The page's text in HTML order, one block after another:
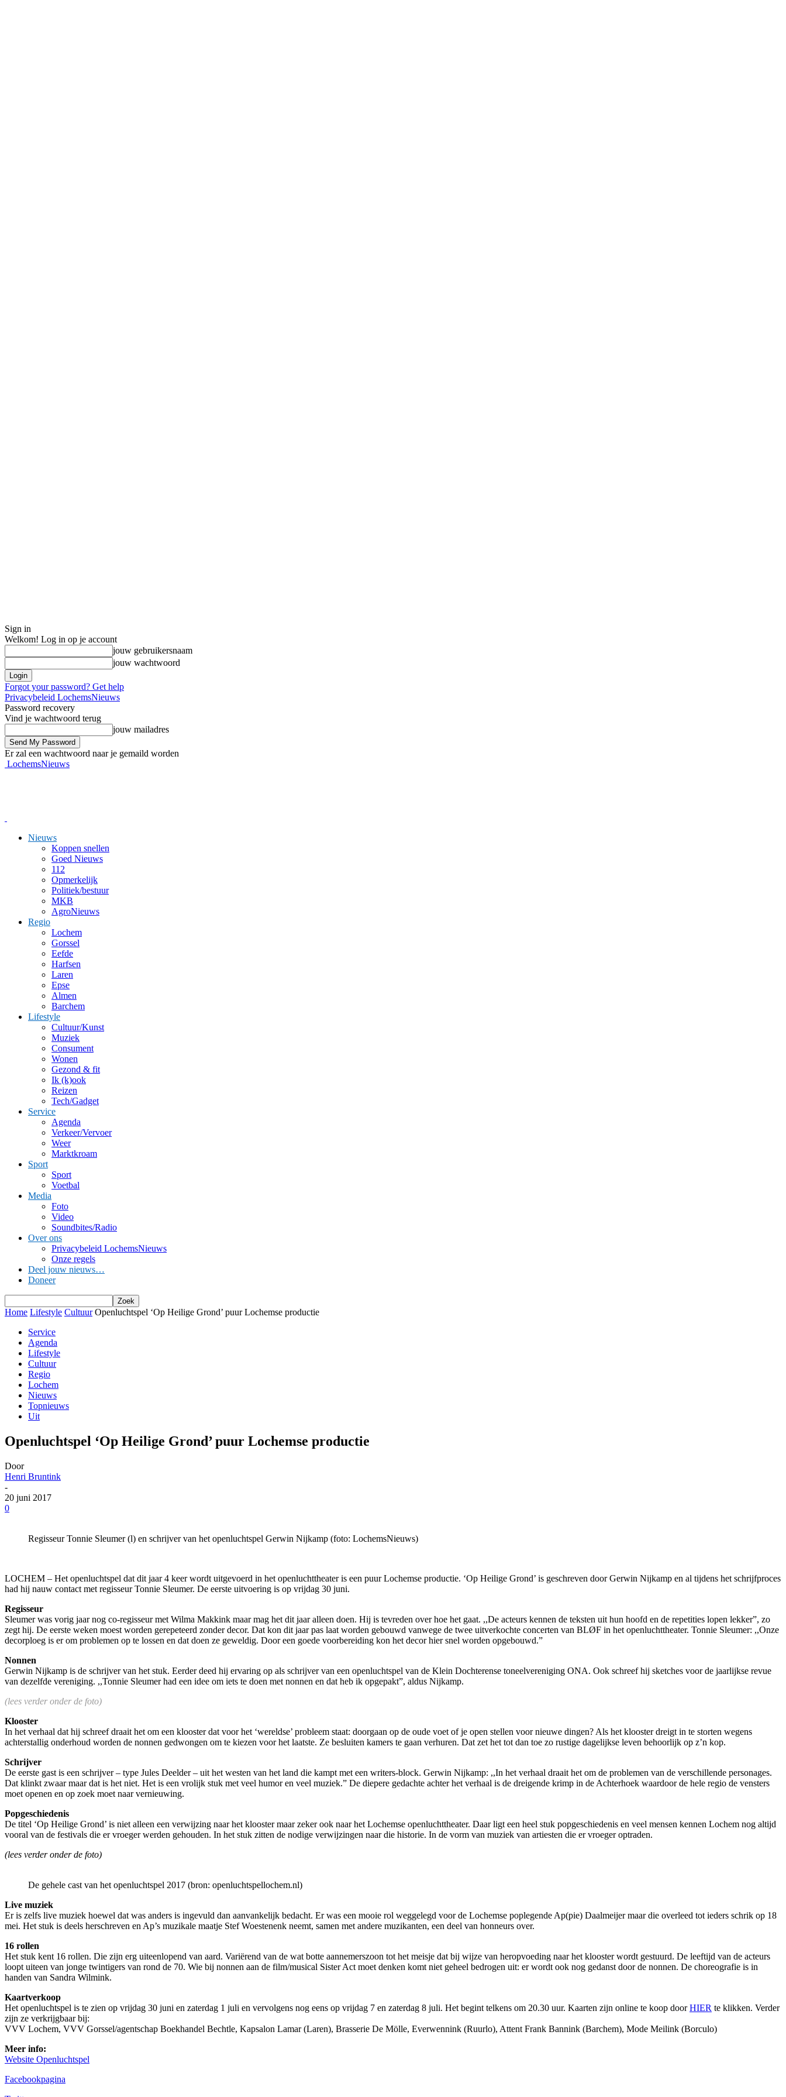
Sign in
Welkom! Log in op je account
jouw gebruikersnaam
jouw wachtwoord
Forgot your password? Get help
Privacybeleid LochemsNieuws
Password recovery
Vind je wachtwoord terug
jouw mailadres
Er zal een wachtwoord naar je gemaild worden
LochemsNieuws
Nieuws
Koppen snellen
Goed Nieuws
112
Opmerkelijk
Politiek/bestuur
MKB
AgroNieuws
Regio
Lochem
Gorssel
Eefde
Harfsen
Laren
Epse
Almen
Barchem
Lifestyle
Cultuur/Kunst
Muziek
Consument
Wonen
Gezond & fit
Ik (k)ook
Reizen
Tech/Gadget
Service
Agenda
Verkeer/Vervoer
Weer
Marktkroam
Sport
Sport
Voetbal
Media
Foto
Video
Soundbites/Radio
Over ons
Privacybeleid LochemsNieuws
Onze regels
Deel jouw nieuws…
Doneer
Home Lifestyle Cultuur Openluchtspel ‘Op Heilige Grond’ puur Lochemse productie
Service
Agenda
Lifestyle
Cultuur
Regio
Lochem
Nieuws
Topnieuws
Uit
Openluchtspel ‘Op Heilige Grond’ puur Lochemse productie
Door
Henri Bruntink
-
20 juni 2017
0
Regisseur Tonnie Sleumer (l) en schrijver van het openluchtspel Gerwin Nijkamp (foto: LochemsNieuws)
LOCHEM – Het openluchtspel dat dit jaar 4 keer wordt uitgevoerd in het openluchttheater is een puur Lochemse productie. ‘Op Heilige Grond’ is geschreven door Gerwin Nijkamp en al tijdens het schrijfproces
had hij nauw contact met regisseur Tonnie Sleumer. De eerste uitvoering is op vrijdag 30 juni.
Regisseur
Sleumer was vorig jaar nog co-regisseur met Wilma Makkink maar mag het dit jaar alleen doen. Hij is tevreden over hoe het gaat. ,,De acteurs kennen de teksten uit hun hoofd en de repetities lopen lekker”, zo
zegt hij. De eerste weken moest worden gerepeteerd zonder decor. Dat kon dit jaar pas laat worden gebouwd vanwege de twee uitverkochte concerten van BLØF in het openluchttheater. Tonnie Sleumer: ,,Onze
decorploeg is er om problemen op te lossen en dat doen ze geweldig. Door een goede voorbereiding kon het decor hier snel worden opgebouwd.”
Nonnen
Gerwin Nijkamp is de schrijver van het stuk. Eerder deed hij ervaring op als schrijver van een openluchtspel van de Klein Dochterense toneelvereniging ONA. Ook schreef hij sketches voor de jaarlijkse revue
van dezelfde vereniging. ,,Tonnie Sleumer had een idee om iets te doen met nonnen en dat heb ik opgepakt”, aldus Nijkamp.
(lees verder onder de foto)
Klooster
In het verhaal dat hij schreef draait het om een klooster dat voor het ‘wereldse’ probleem staat: doorgaan op de oude voet of je open stellen voor nieuwe dingen? Als het klooster dreigt in te storten wegens
achterstallig onderhoud worden de nonnen gedwongen om te kiezen voor het laatste. Ze besluiten kamers te gaan verhuren. Dat zet het tot dan toe zo rustige dagelijkse leven behoorlijk op z’n kop.
Schrijver
De eerste gast is een schrijver – type Jules Deelder – uit het westen van het land die kampt met een writers-block. Gerwin Nijkamp: ,,In het verhaal draait het om de problemen van de verschillende personages.
Dat klinkt zwaar maar dat is het niet. Het is een vrolijk stuk met veel humor en veel muziek.” De diepere gedachte achter het verhaal is de dreigende krimp in de Achterhoek waardoor de hele regio de vensters
moet openen en op zoek moet naar vernieuwing.
Popgeschiedenis
De titel ‘Op Heilige Grond’ is niet alleen een verwijzing naar het klooster maar zeker ook naar het Lochemse openluchttheater. Daar ligt een heel stuk popgeschiedenis en veel mensen kennen Lochem nog altijd
vooral van de festivals die er vroeger werden gehouden. In het stuk zitten de nodige verwijzingen naar die historie. In de vorm van muziek van artiesten die er vroeger optraden.
(lees verder onder de foto)
De gehele cast van het openluchtspel 2017 (bron: openluchtspellochem.nl)
Live muziek
Er is zelfs live muziek hoewel dat was anders is ingevuld dan aanvankelijk bedacht. Er was een mooie rol weggelegd voor de Lochemse poplegende Ap(pie) Daalmeijer maar die overleed tot ieders schrik op 18
mei. Het stuk is deels herschreven en Ap’s muzikale maatje Stef Woestenenk neemt, samen met andere muzikanten, een deel van honneurs over.
16 rollen
Het stuk kent 16 rollen. Die zijn erg uiteenlopend van aard. Variërend van de wat botte aannemerszoon tot het meisje dat bij wijze van heropvoeding naar het klooster wordt gestuurd. De leeftijd van de acteurs
loopt uiteen van jonge twintigers van rond de 70. Wie bij nonnen aan de film/musical Sister Act moet denken komt niet geheel bedrogen uit: er wordt ook nog gedanst door de nonnen. De choreografie is in
handen van Sandra Wilmink.
Kaartverkoop
Het openluchtspel is te zien op vrijdag 30 juni en zaterdag 1 juli en vervolgens nog eens op vrijdag 7 en zaterdag 8 juli. Het begint telkens om 20.30 uur. Kaarten zijn online te koop doorHIER te klikken. Verder
zijn ze verkrijgbaar bij:
VVV Lochem, VVV Gorssel/agentschap Boekhandel Bechtle, Kapsalon Lamar (Laren), Brasserie De Mölle, Everwennink (Ruurlo), Attent Frank Bannink (Barchem), Mode Meilink (Borculo)
Meer info:
Website Openluchtspel
Facebookpagina